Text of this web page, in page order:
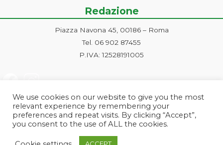
Redazione
Piazza Navona 45, 00186 – Roma
Tel. 06 902 87455
P.IVA: 12528191005
We use cookies on our website to give you the most
relevant experience by remembering your
preferences and repeat visits. By clicking “Accept”,
you consent to the use of ALL the cookies.